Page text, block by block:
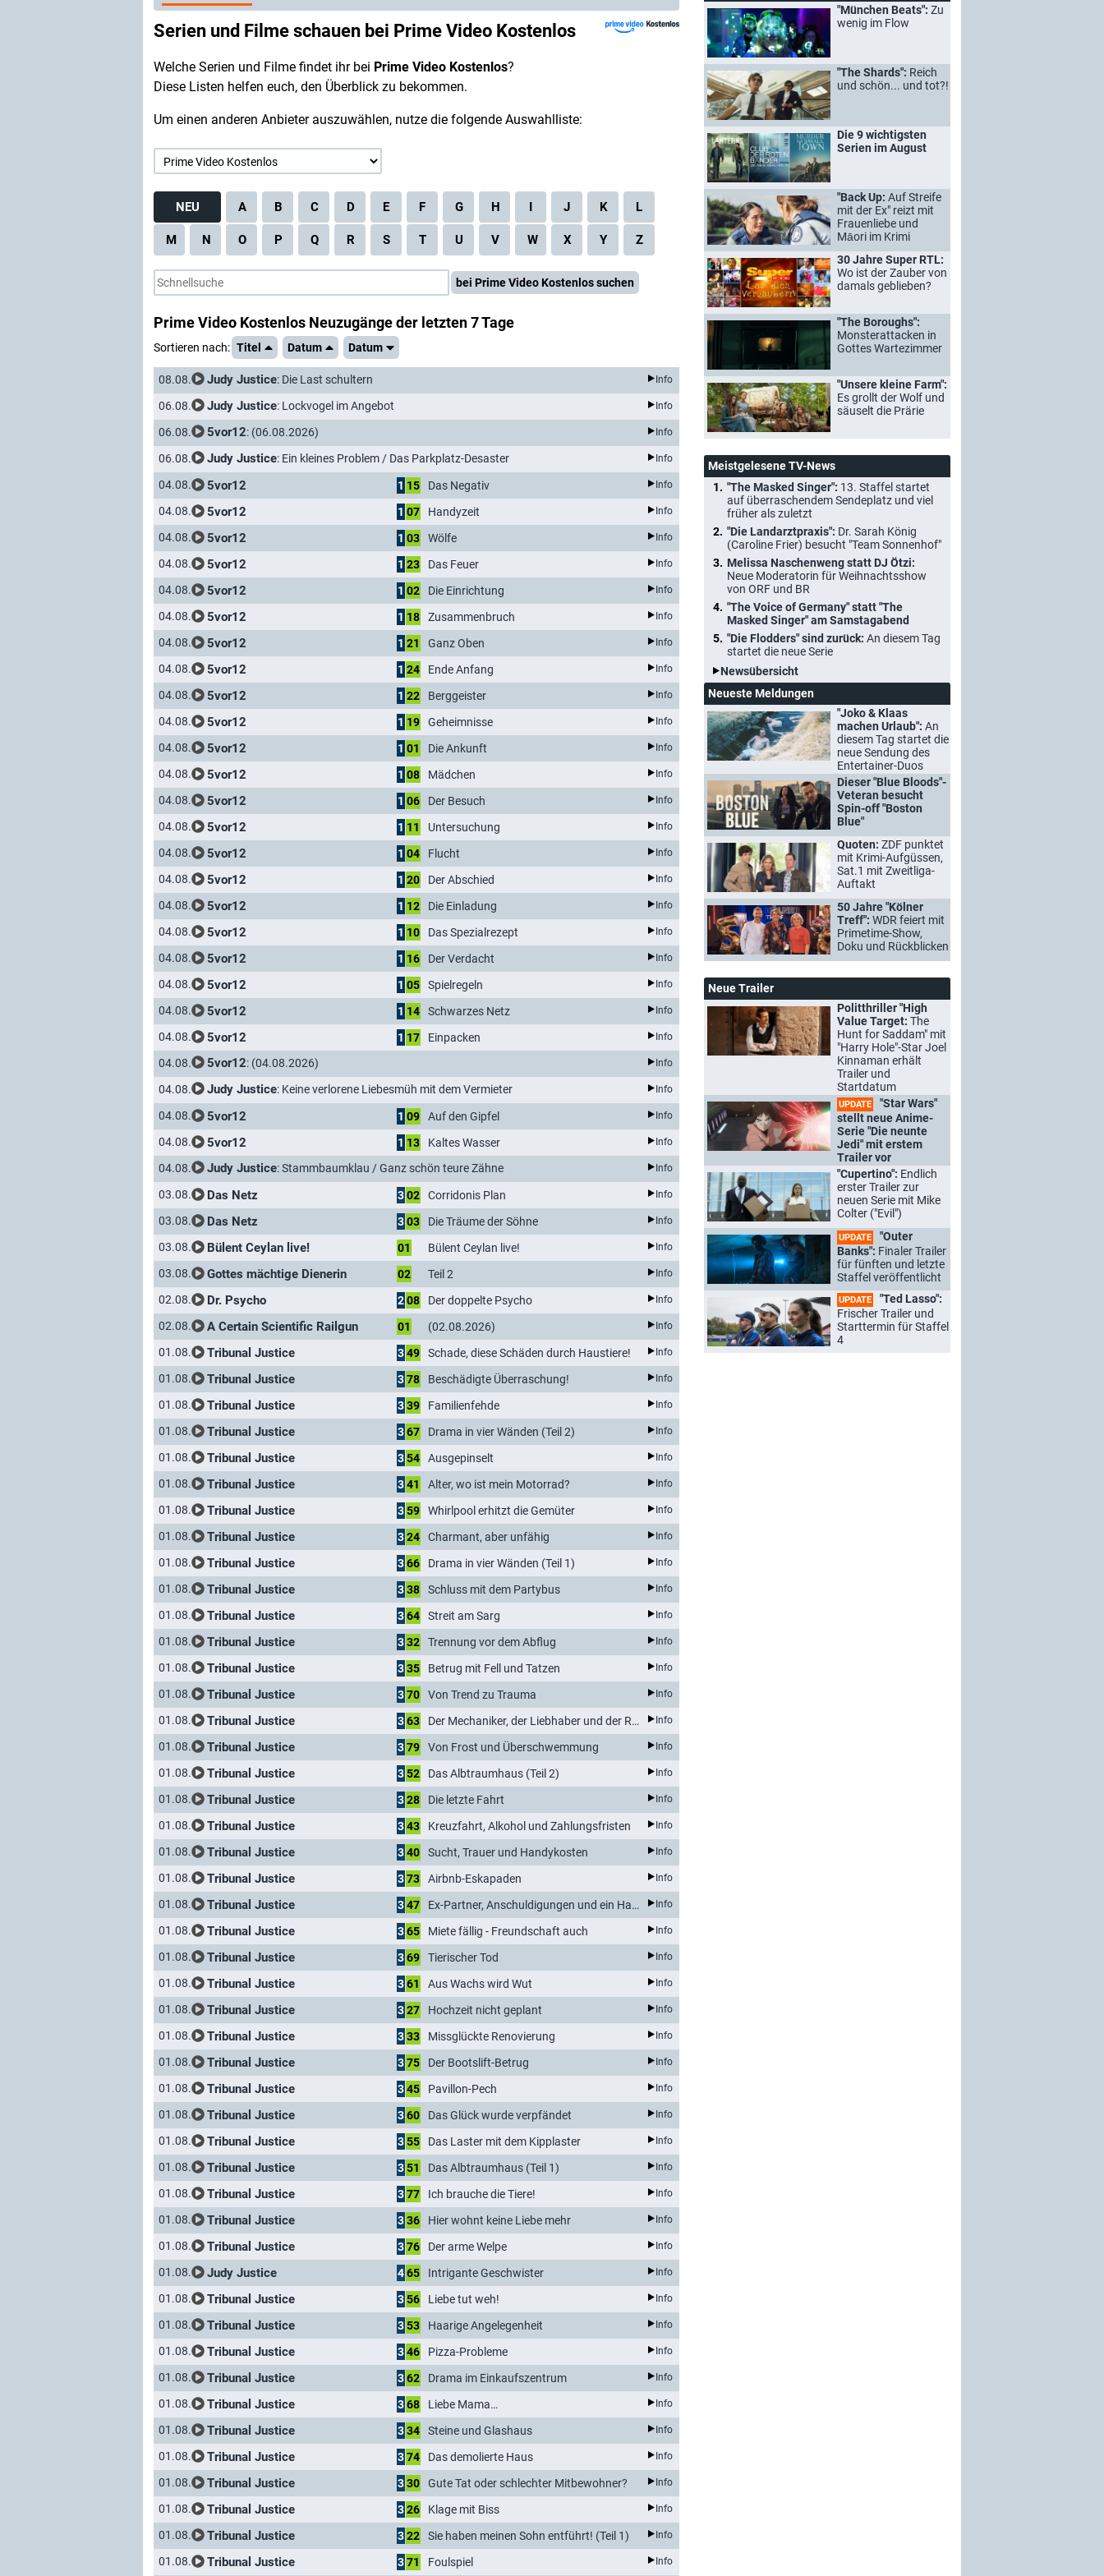
Serien und Filme schauen bei Prime Video Kostenlos
Welche Serien und Filme findet ihr bei Prime Video Kostenlos?
Diese Listen helfen euch, den Überblick zu bekommen.
Um einen anderen Anbieter auszuwählen, nutze die folgende Auswahlliste:
NEU A B C D E F G H I J K L
M N O P Q R S T U V W X Y Z
bei Prime Video Kostenlos suchen
Prime Video Kostenlos Neuzugänge der letzten 7 Tage
Sortieren nach: Titel Datum Datum
08.08. Judy Justice: Die Last schultern Info
06.08. Judy Justice: Lockvogel im Angebot Info
06.08. 5vor12: (06.08.2026) Info
06.08. Judy Justice: Ein kleines Problem / Das Parkplatz-Desaster Info
04.08. 5vor12 1 15 Das Negativ Info
04.08. 5vor12 1 07 Handyzeit Info
04.08. 5vor12 1 03 Wölfe Info
04.08. 5vor12 1 23 Das Feuer Info
04.08. 5vor12 1 02 Die Einrichtung Info
04.08. 5vor12 1 18 Zusammenbruch Info
04.08. 5vor12 1 21 Ganz Oben Info
04.08. 5vor12 1 24 Ende Anfang Info
04.08. 5vor12 1 22 Berggeister Info
04.08. 5vor12 1 19 Geheimnisse Info
04.08. 5vor12 1 01 Die Ankunft Info
04.08. 5vor12 1 08 Mädchen Info
04.08. 5vor12 1 06 Der Besuch Info
04.08. 5vor12 1 11 Untersuchung Info
04.08. 5vor12 1 04 Flucht Info
04.08. 5vor12 1 20 Der Abschied Info
04.08. 5vor12 1 12 Die Einladung Info
04.08. 5vor12 1 10 Das Spezialrezept Info
04.08. 5vor12 1 16 Der Verdacht Info
04.08. 5vor12 1 05 Spielregeln Info
04.08. 5vor12 1 14 Schwarzes Netz Info
04.08. 5vor12 1 17 Einpacken Info
04.08. 5vor12: (04.08.2026) Info
04.08. Judy Justice: Keine verlorene Liebesmüh mit dem Vermieter Info
04.08. 5vor12 1 09 Auf den Gipfel Info
04.08. 5vor12 1 13 Kaltes Wasser Info
04.08. Judy Justice: Stammbaumklau / Ganz schön teure Zähne Info
03.08. Das Netz 302 Corridonis Plan Info
03.08. Das Netz 303 Die Träume der Söhne Info
03.08. Bülent Ceylan live! 01 Bülent Ceylan live! Info
03.08. Gottes mächtige Dienerin 02 Teil 2 Info
02.08. Dr. Psycho 208 Der doppelte Psycho Info
02.08. A Certain Scientific Railgun 01 (02.08.2026) Info
01.08. Tribunal Justice 349 Schade, diese Schäden durch Haustiere! Info
01.08. Tribunal Justice 378 Beschädigte Überraschung! Info
01.08. Tribunal Justice 339 Familienfehde Info
01.08. Tribunal Justice 367 Drama in vier Wänden (Teil 2) Info
01.08. Tribunal Justice 354 Ausgepinselt Info
01.08. Tribunal Justice 341 Alter, wo ist mein Motorrad? Info
01.08. Tribunal Justice 359 Whirlpool erhitzt die Gemüter Info
01.08. Tribunal Justice 324 Charmant, aber unfähig Info
01.08. Tribunal Justice 366 Drama in vier Wänden (Teil 1) Info
01.08. Tribunal Justice 338 Schluss mit dem Partybus Info
01.08. Tribunal Justice 364 Streit am Sarg Info
01.08. Tribunal Justice 332 Trennung vor dem Abflug Info
01.08. Tribunal Justice 335 Betrug mit Fell und Tatzen Info
01.08. Tribunal Justice 370 Von Trend zu Trauma Info
01.08. Tribunal Justice 363 Der Mechaniker, der Liebhaber und der Rechtsstreit Info
01.08. Tribunal Justice 379 Von Frost und Überschwemmung Info
01.08. Tribunal Justice 352 Das Albtraumhaus (Teil 2) Info
01.08. Tribunal Justice 328 Die letzte Fahrt Info
01.08. Tribunal Justice 343 Kreuzfahrt, Alkohol und Zahlungsfristen Info
01.08. Tribunal Justice 340 Sucht, Trauer und Handykosten Info
01.08. Tribunal Justice 373 Airbnb-Eskapaden Info
01.08. Tribunal Justice 347 Ex-Partner, Anschuldigungen und ein Haus Info
01.08. Tribunal Justice 365 Miete fällig - Freundschaft auch Info
01.08. Tribunal Justice 369 Tierischer Tod Info
01.08. Tribunal Justice 361 Aus Wachs wird Wut Info
01.08. Tribunal Justice 327 Hochzeit nicht geplant Info
01.08. Tribunal Justice 333 Missglückte Renovierung Info
01.08. Tribunal Justice 375 Der Bootslift-Betrug Info
01.08. Tribunal Justice 345 Pavillon-Pech Info
01.08. Tribunal Justice 360 Das Glück wurde verpfändet Info
01.08. Tribunal Justice 355 Das Laster mit dem Kipplaster Info
01.08. Tribunal Justice 351 Das Albtraumhaus (Teil 1) Info
01.08. Tribunal Justice 377 Ich brauche die Tiere! Info
01.08. Tribunal Justice 336 Hier wohnt keine Liebe mehr Info
01.08. Tribunal Justice 376 Der arme Welpe Info
01.08. Judy Justice 465 Intrigante Geschwister Info
01.08. Tribunal Justice 356 Liebe tut weh! Info
01.08. Tribunal Justice 353 Haarige Angelegenheit Info
01.08. Tribunal Justice 346 Pizza-Probleme Info
01.08. Tribunal Justice 362 Drama im Einkaufszentrum Info
01.08. Tribunal Justice 368 Liebe Mama… Info
01.08. Tribunal Justice 334 Steine und Glashaus Info
01.08. Tribunal Justice 374 Das demolierte Haus Info
01.08. Tribunal Justice 330 Gute Tat oder schlechter Mitbewohner? Info
01.08. Tribunal Justice 326 Klage mit Biss Info
01.08. Tribunal Justice 322 Sie haben meinen Sohn entführt! (Teil 1) Info
01.08. Tribunal Justice 371 Foulspiel Info
"München Beats": Zu
wenig im Flow
"The Shards": Reich
und schön... und tot?!
Die 9 wichtigsten
Serien im August
"Back Up: Auf Streife
mit der Ex" reizt mit
Frauenliebe und
Māori im Krimi
30 Jahre Super RTL:
Wo ist der Zauber von
damals geblieben?
"The Boroughs":
Monsterattacken in
Gottes Wartezimmer
"Unsere kleine Farm":
Es grollt der Wolf und
säuselt die Prärie
Meistgelesene TV-News
"The Masked Singer": 13. Staffel startet
auf überraschendem Sendeplatz und viel
früher als zuletzt
"Die Landarztpraxis": Dr. Sarah König
(Caroline Frier) besucht "Team Sonnenhof"
Melissa Naschenweng statt DJ Ötzi:
Neue Moderatorin für Weihnachtsshow
von ORF und BR
"The Voice of Germany" statt "The
Masked Singer" am Samstagabend
"Die Flodders" sind zurück: An diesem Tag
startet die neue Serie
Newsübersicht
Neueste Meldungen
"Joko & Klaas
machen Urlaub": An
diesem Tag startet die
neue Sendung des
Entertainer-Duos
Dieser "Blue Bloods"-
Veteran besucht
Spin-off "Boston
Blue"
Quoten: ZDF punktet
mit Krimi-Aufgüssen,
Sat.1 mit Zweitliga-
Auftakt
50 Jahre "Kölner
Treff": WDR feiert mit
Primetime-Show,
Doku und Rückblicken
Neue Trailer
Politthriller "High
Value Target: The
Hunt for Saddam" mit
"Harry Hole"-Star Joel
Kinnaman erhält
Trailer und
Startdatum
UPDATE
"Star Wars"
stellt neue Anime-
Serie "Die neunte
Jedi" mit erstem
Trailer vor
"Cupertino": Endlich
erster Trailer zur
neuen Serie mit Mike
Colter ("Evil")
UPDATE
"Outer
Banks": Finaler Trailer
für fünften und letzte
Staffel veröffentlicht
UPDATE
"Ted Lasso":
Frischer Trailer und
Starttermin für Staffel
4